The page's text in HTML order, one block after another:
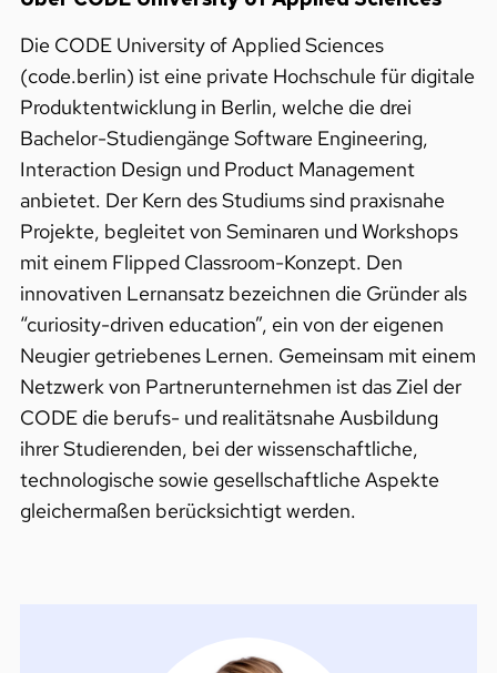
Die CODE University of Applied Sciences
(code.berlin) ist eine private Hochschule für digitale
Produktentwicklung in Berlin, welche die drei
Bachelor-Studiengänge Software Engineering,
Interaction Design und Product Management
anbietet. Der Kern des Studiums sind praxisnahe
Projekte, begleitet von Seminaren und Workshops
mit einem Flipped Classroom-Konzept. Den
innovativen Lernansatz bezeichnen die Gründer als
“curiosity-driven education”, ein von der eigenen
Neugier getriebenes Lernen. Gemeinsam mit einem
Netzwerk von Partnerunternehmen ist das Ziel der
CODE die berufs- und realitätsnahe Ausbildung
ihrer Studierenden, bei der wissenschaftliche,
technologische sowie gesellschaftliche Aspekte
gleichermaßen berücksichtigt werden.